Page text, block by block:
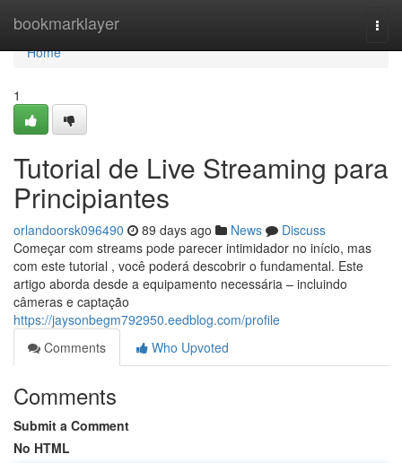
bookmarklayer
Home
Home
1
Tutorial de Live Streaming para
Principiantes
orlandoorsk096490 89 days ago News
Discuss
Começar com streams pode parecer intimidador no início, mas
com este tutorial , você poderá descobrir o fundamental. Este
artigo aborda desde a equipamento necessária – incluindo
câmeras e captação
https://jaysonbegm792950.eedblog.com/profile
Comments
Who Upvoted
Comments
Submit a Comment
No HTML